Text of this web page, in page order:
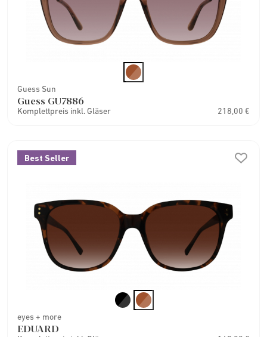
Guess Sun
Guess GU7886
Komplettpreis inkl. Gläser 218,00 €
Best Seller
eyes + more
EDUARD